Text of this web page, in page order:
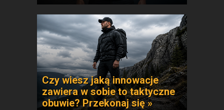
Czy wiesz jaką innowacje
zawiera w sobie to taktyczne
obuwie? Przekonaj się »